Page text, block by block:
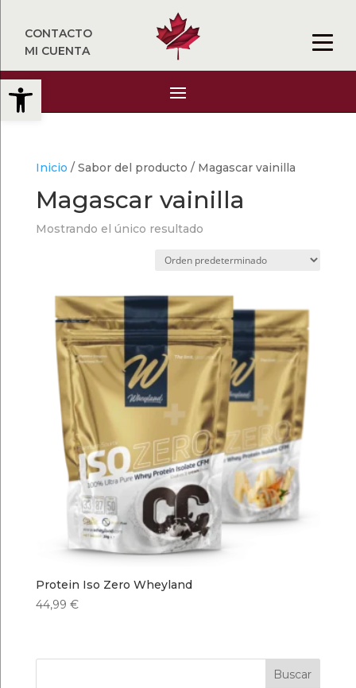
Abrir barra de herramientas
CONTACTO
MI CUENTA
Inicio / Sabor del producto / Magascar vainilla
Magascar vainilla
Mostrando el único resultado
Protein Iso Zero Wheyland
44,99 €
Buscar